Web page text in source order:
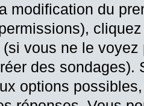
modification du
vous ne le
des sondages).
options